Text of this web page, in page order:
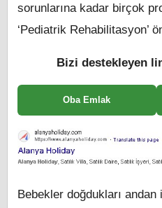
sorunlarına kadar birçok
‘Pediatrik Rehabilitasyon’
Bizi destekleyen
Oba Emlak
Bebekler doğdukları